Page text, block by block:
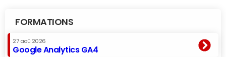
FORMATIONS
27 aoû 2026
Google Analytics GA4